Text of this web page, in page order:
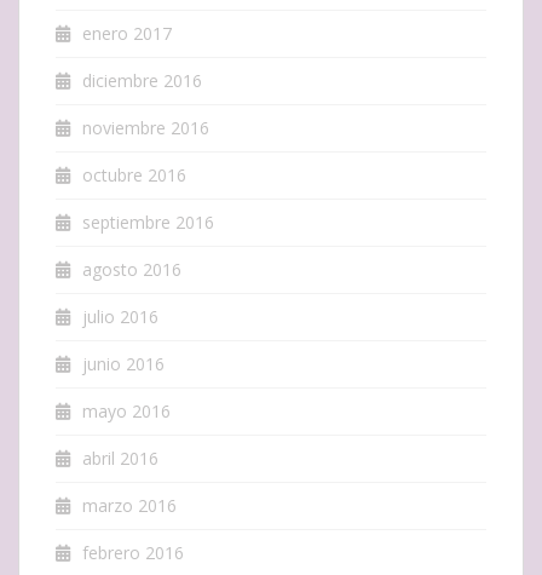
enero 2017
diciembre 2016
noviembre 2016
octubre 2016
septiembre 2016
agosto 2016
julio 2016
junio 2016
mayo 2016
abril 2016
marzo 2016
febrero 2016